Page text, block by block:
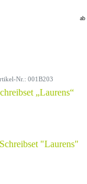
ab
Nr.: 001B203
„Laurens“